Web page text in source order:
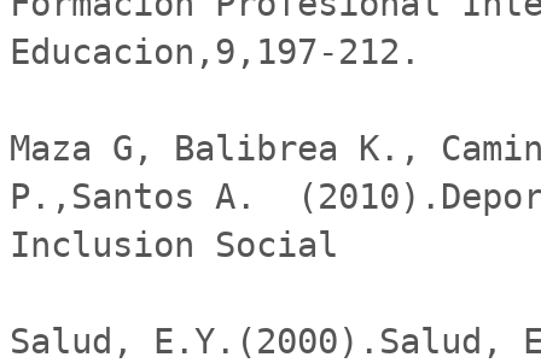
Educacion,9,197-212.
Maza G, Balibrea K.,
P.,Santos A.
Inclusion Social
Salud,